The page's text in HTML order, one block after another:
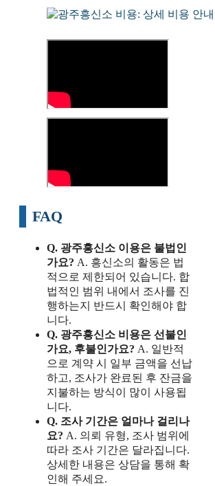
FAQ
Q. 광주흥신소 이용은 불법인
가요? A. 흥신소의 활동은 법
적으로 제한되어 있습니다. 합
법적인 범위 내에서 조사를 진
행하는지 반드시 확인해야 합
니다.
Q. 광주흥신소 비용은 선불인
가요, 후불인가요? A. 일반적
으로 계약 시 일부 금액을 선납
하고, 조사가 완료된 후 잔금을
지불하는 방식이 많이 사용됩
니다.
Q. 조사 기간은 얼마나 걸리나
요? A. 의뢰 유형, 조사 범위에
따라 조사 기간은 달라집니다.
상세한 내용은 상담을 통해 확
인해 주세요.